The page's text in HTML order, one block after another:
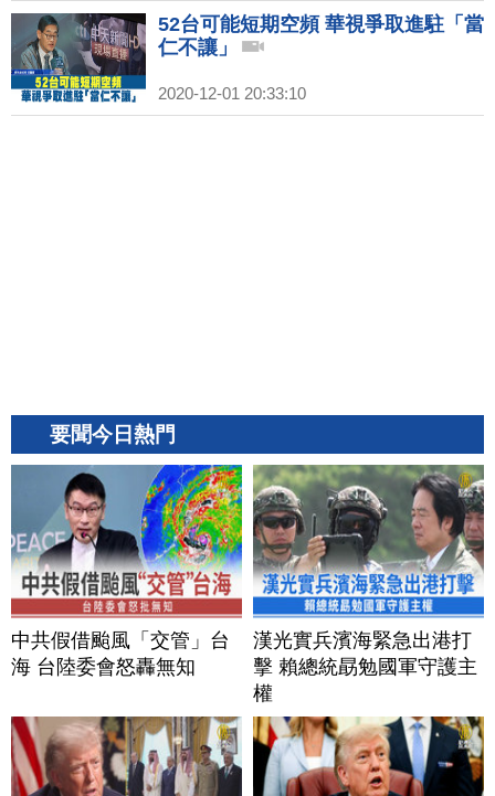
52台可能短期空頻 華視爭取進駐「當
仁不讓」
2020-12-01 20:33:10
要聞今日熱門
中共假借颱風「交管」台
海 台陸委會怒轟無知
漢光實兵濱海緊急出港打
擊 賴總統勗勉國軍守護主
權